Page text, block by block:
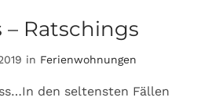
– Ratschings
in Ferienwohnungen
den seltensten Fällen